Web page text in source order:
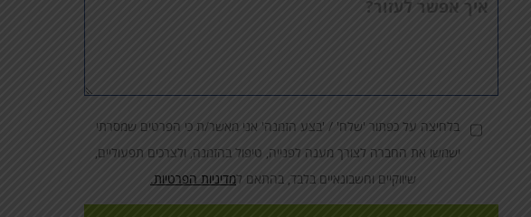
בלחיצה על כפתור 'שלח' / 'בצע הזמנה' אני מאשר/ת כי הפרטים שמסרתי
ישמשו את החברה לצורך מענה לפנייה, טיפול בהזמנה, ולצרכים תפעוליים,
שיווקיים וחשבונאיים בלבד, בהתאם למדיניות הפרטיות.